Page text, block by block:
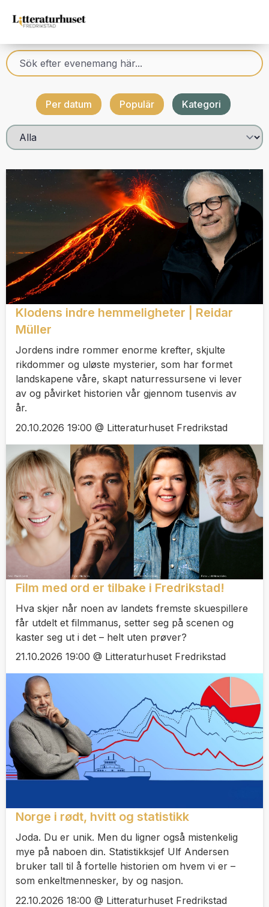
Per datum Populär Kategori
Klodens indre hemmeligheter | Reidar
Müller
Jordens indre rommer enorme krefter, skjulte
rikdommer og uløste mysterier, som har formet
landskapene våre, skapt naturressursene vi lever
av og påvirket historien vår gjennom tusenvis av
år.
20.10.2026 19:00 @ Litteraturhuset Fredrikstad
Film med ord er tilbake i Fredrikstad!
Hva skjer når noen av landets fremste skuespillere
får utdelt et filmmanus, setter seg på scenen og
kaster seg ut i det – helt uten prøver?
21.10.2026 19:00 @ Litteraturhuset Fredrikstad
Norge i rødt, hvitt og statistikk
Joda. Du er unik. Men du ligner også mistenkelig
mye på naboen din. Statistikksjef Ulf Andersen
bruker tall til å fortelle historien om hvem vi er –
som enkeltmennesker, by og nasjon.
22.10.2026 18:00 @ Litteraturhuset Fredrikstad